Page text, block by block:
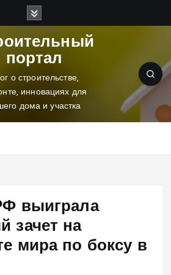
портал
о строительстве,
инновациях для
дома и участка
выиграла
зачет на
мира по боксу в